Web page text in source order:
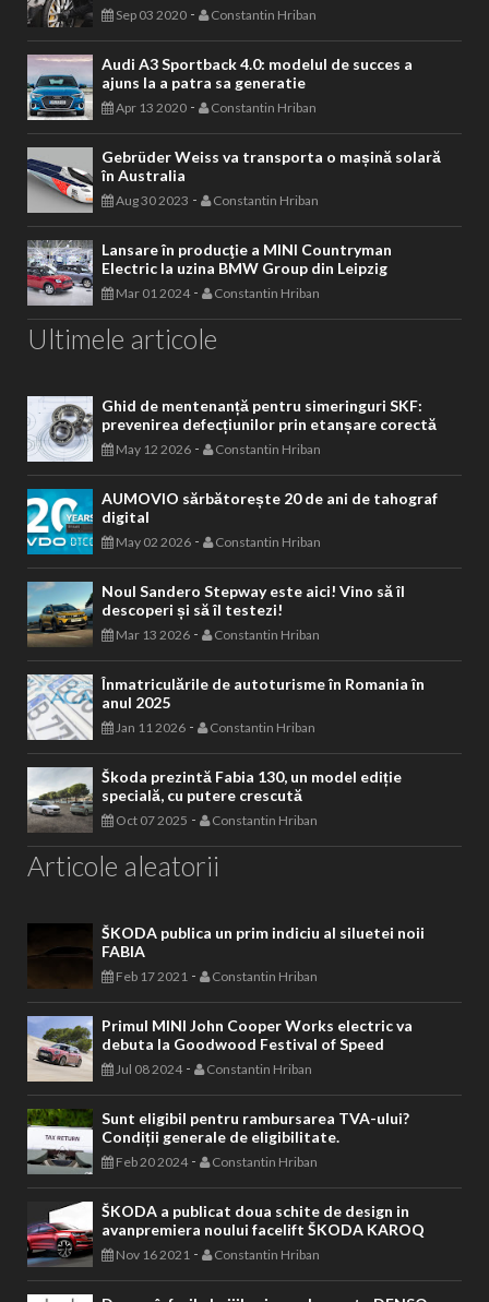
Sep 03 2020 - Constantin Hriban
Audi A3 Sportback 4.0: modelul de succes a
ajuns la a patra sa generatie
Apr 13 2020 - Constantin Hriban
Gebrüder Weiss va transporta o mașină solară
în Australia
Aug 30 2023 - Constantin Hriban
Lansare în producţie a MINI Countryman
Electric la uzina BMW Group din Leipzig
Mar 01 2024- Constantin Hriban
Ultimele articole
Ghid de mentenanță pentru simeringuri SKF:
prevenirea defecțiunilor prin etanșare corectă
May 12 2026 - Constantin Hriban
AUMOVIO sărbătorește 20 de ani de tahograf
digital
May 02 2026 - Constantin Hriban
Noul Sandero Stepway este aici! Vino să îl
descoperi și să îl testezi!
Mar 13 2026 - Constantin Hriban
Înmatriculările de autoturisme în Romania în
anul 2025
Jan 11 2026 - Constantin Hriban
Škoda prezintă Fabia 130, un model ediție
specială, cu putere crescută
Oct 07 2025 - Constantin Hriban
Articole aleatorii
ŠKODA publica un prim indiciu al siluetei noii
FABIA
Feb 17 2021 - Constantin Hriban
Primul MINI John Cooper Works electric va
debuta la Goodwood Festival of Speed
Jul 08 2024- Constantin Hriban
Sunt eligibil pentru rambursarea TVA-ului?
Condiții generale de eligibilitate.
Feb 20 2024- Constantin Hriban
ŠKODA a publicat doua schite de design in
avanpremiera noului facelift ŠKODA KAROQ
Nov 16 2021 - Constantin Hriban